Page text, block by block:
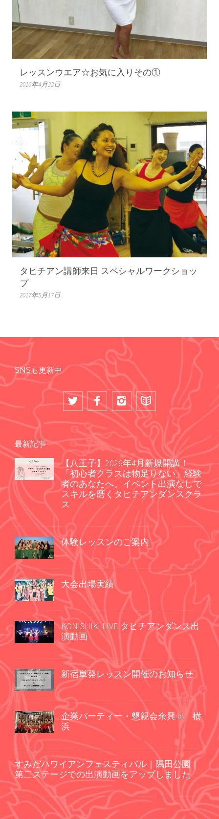
レッスンウエア☆お気に入りその①
2016年4月22日
タヒチアン講師来日 スペシャルワークショッ
プ
2017年5月17日
SNSも更新中
最新記事
【八王子】2026年4月新規開講！
「初心者クラスは物足りない」経験
者のあなたへ。イベント出演なしで
スキルを磨くタヒチアンダンスクラ
ス
体験レッスンのご案内
大会出場実績
KONISHIKI LIVE タヒチアンダンス出
演動画
新宿単発レッスン開催のお知らせ
企業パーティー・懇親会余興 in 横
浜
すみだハワイアンフェスティバル｜隅田公園｜
第二ステージでの出演動画をアップしました